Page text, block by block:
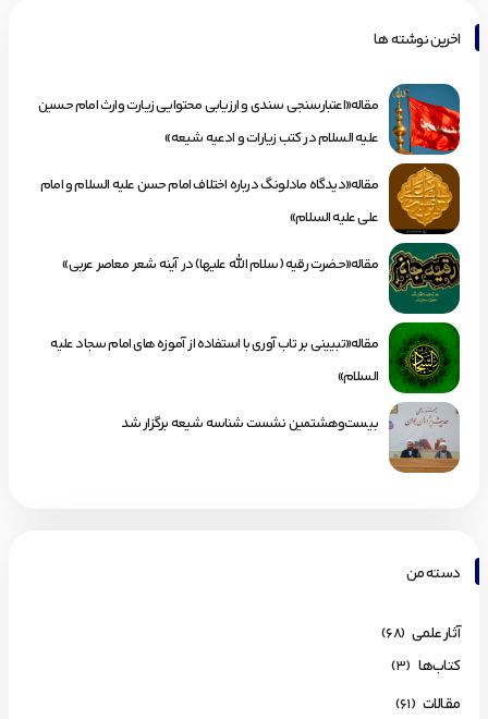
اخرین نوشته ها
مقاله«اعتبارسنجی سندی و ارزیابی محتوایی زیارت وارث امام حسین
علیه السلام در کتب زیارات و ادعیه شیعه»
مقاله«دیدگاه مادلونگ درباره اختلاف امام حسن علیه السلام و امام
علی علیه السلام»
مقاله«حضرت رقیه (سلام الله علیها) در آینه شعر معاصر عربی»
مقاله«تبیینی بر تاب آوری با استفاده از آموزه های امام سجاد علیه
السلام»
بیست‌وهشتمین نشست شناسه شیعه برگزار شد
دسته من
آثار علمی (68)
کتاب‌ها (3)
مقالات (61)